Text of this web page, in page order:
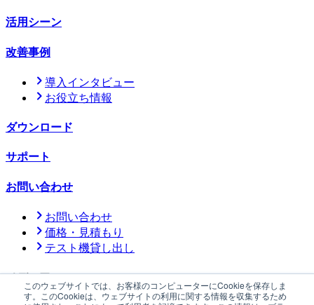
このウェブサイトでは、お客様のコンピューターにCookieを保存しま
す。このCookieは、ウェブサイトの利用に関する情報を収集するため
活用シーン
改善事例
導入インタビュー
お役立ち情報
ダウンロード
サポート
お問い合わせ
お問い合わせ
価格・見積もり
テスト機貸し出し
メディア